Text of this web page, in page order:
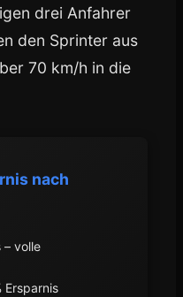
drei Anfahrer
den Sprinter aus
70 km/h in die
nach
– volle
Ersparnis